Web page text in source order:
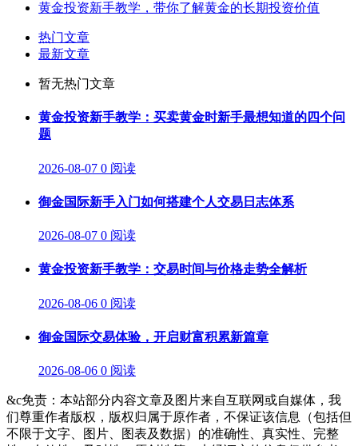
黄金投资新手教学，带你了解黄金的长期投资价值
热门文章
最新文章
暂无热门文章
黄金投资新手教学：买卖黄金时新手最想知道的四个问
题
2026-08-07 0 阅读
御金国际新手入门如何搭建个人交易日志体系
2026-08-07 0 阅读
黄金投资新手教学：交易时间与价格走势全解析
2026-08-06 0 阅读
御金国际交易体验，开启财富积累新篇章
2026-08-06 0 阅读
&c免责：本站部分内容文章及图片来自互联网或自媒体，我
们尊重作者版权，版权归属于原作者，不保证该信息（包括但
不限于文字、图片、图表及数据）的准确性、真实性、完整